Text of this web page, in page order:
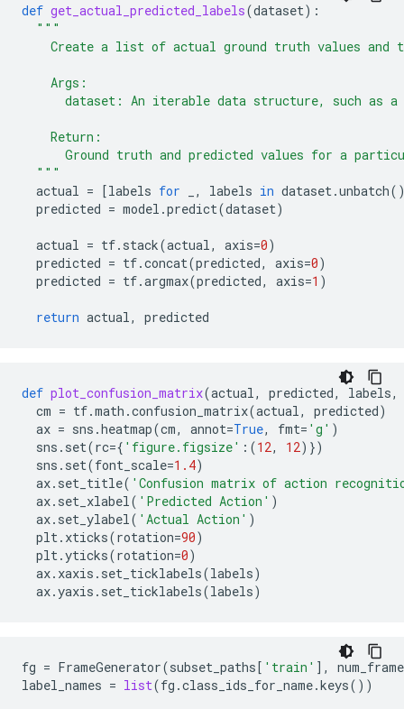
def get_actual_predicted_labels(dataset):
"""
Create a list of actual ground truth values and
    Args:
dataset: An iterable data structure, such as
    Return:
Ground truth and predicted values for a
  """
actual = [labels for , labels in dataset .unbatch
predicted = model .predict(dataset)
actual = tf. stack(actual , axis=0)
predicted = tf.concat(predicted, axis=0)
predicted = tf.argmax(predicted, axis=1 )
return actual , predicted
def plot_confusion_matrix(actual , predicted, labels,
cm = tf.math .confusion_matrix(actual , predicted)
ax = sns .heatmap(cm, annot=True, fmt= 'g' )
sns . set(rc={ 'figure.figsize' :(12, 12)})
sns . set(font_scale=1.4)
ax. set_title( 'Confusion matrix of action
ax. set_xlabel ( 'Predicted Action' )
ax. set_ylabel ( 'Actual Action' )
plt . xticks(rotation=90)
plt .yticks(rotation=0)
ax. xaxis . set_ticklabels(labels)
ax.yaxis . set_ticklabels(labels)
fg = FrameGenerator(subset_paths[ 'train' ],
label_names = list(fg .class_ids_for_name.keys())